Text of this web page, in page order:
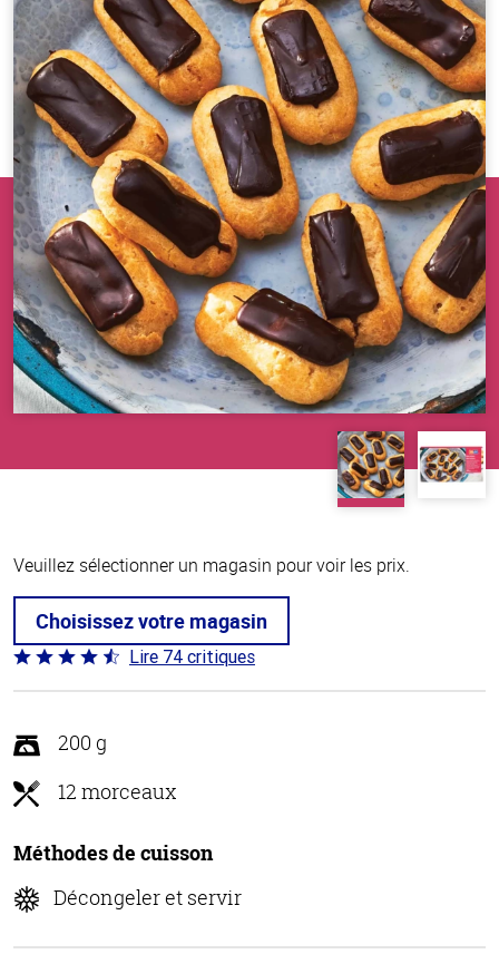
Veuillez sélectionner un magasin pour voir les prix.
Choisissez votre magasin
Coté
4.7 sur
Lire 74 critiques
200 g
12 morceaux
Méthodes de cuisson
Décongeler et servir